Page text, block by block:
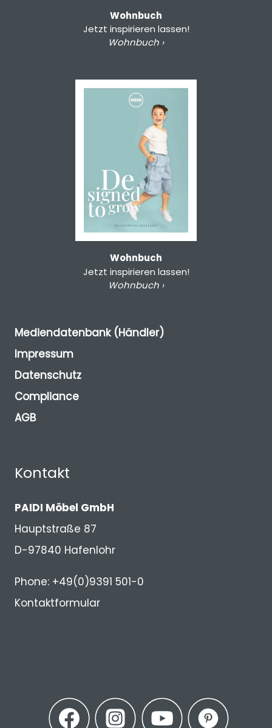
Wohnbuch
Jetzt inspirieren lassen!
Wohnbuch ›
Wohnbuch
Jetzt inspirieren lassen!
Wohnbuch ›
Mediendatenbank (Händler)
Impressum
Datenschutz
Compliance
AGB
Kontakt
PAIDI Möbel GmbH
Hauptstraße 87
D-97840 Hafenlohr
Phone: +49(0)9391 501-0
Kontaktformular